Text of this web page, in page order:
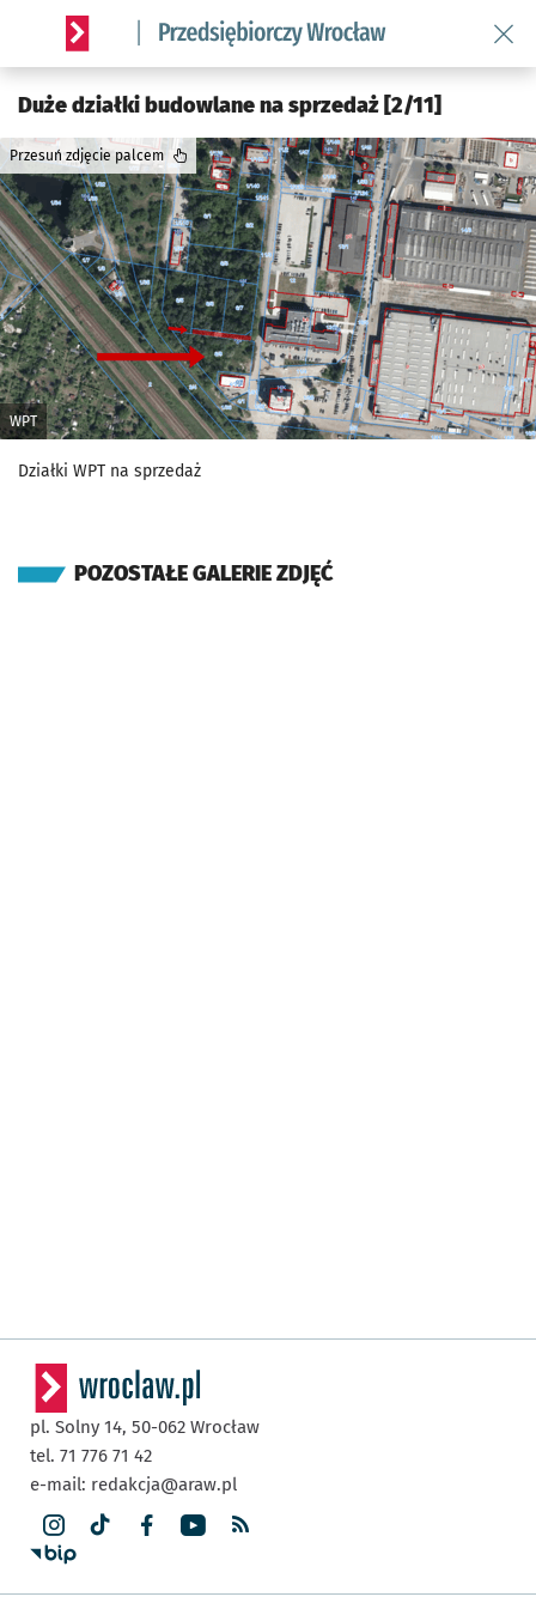
Serwis informacyjny wroclaw.pl podserwis: Strategia
Duże działki budowlane na sprzedaż [2/11]
WPT
Przesuń zdjęcie palcem
Działki WPT na sprzedaż
POZOSTAŁE GALERIE ZDJĘĆ
pl. Solny 14, 50-062 Wrocław
tel. 71 776 71 42
e-mail: redakcja@araw.pl